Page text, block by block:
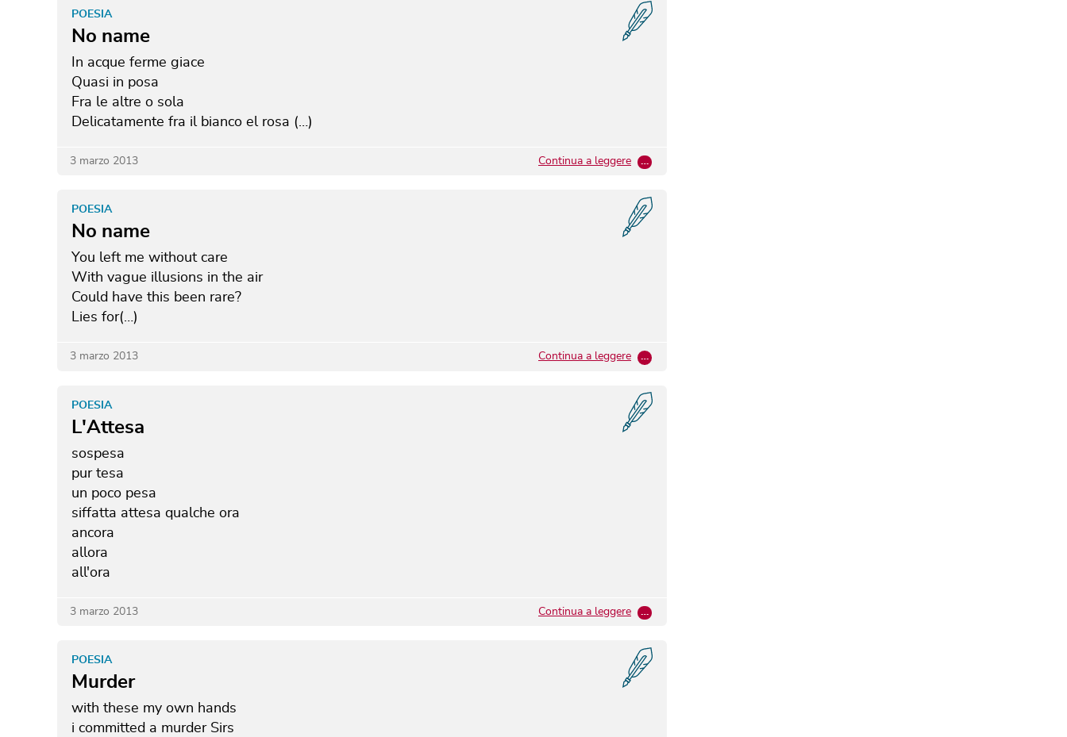
No name
POESIA
In acque ferme giace
Quasi in posa
Fra le altre o sola
Delicatamente fra il bianco el rosa (…)
3 marzo 2013 Continua a leggere …
No name
POESIA
You left me without care
With vague illusions in the air
Could have this been rare?
Lies for(…)
3 marzo 2013 Continua a leggere …
L'Attesa
POESIA
sospesa
pur tesa
un poco pesa
siffatta attesa qualche ora
ancora
allora
all'ora
3 marzo 2013 Continua a leggere …
Murder
POESIA
with these my own hands
i committed a murder Sirs